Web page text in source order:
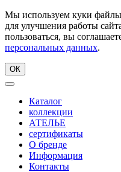
Мы используем куки
для улучшения работы
пользоваться, вы
персональных данных.
ОК
Каталог
коллекции
АТЕЛЬЕ
сертификаты
О бренде
Информация
Контакты